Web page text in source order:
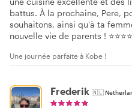
battus. À la prochaine, Pere,
souhaitons, ainsi qu'à ta
nouvelle vie de parents !
Une journée parfaite à Kobe !
Frederik 🇳🇱